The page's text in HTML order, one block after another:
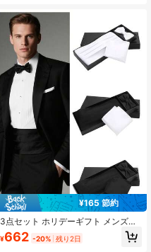
¥165 節約
3点セット ホリデーギフト メンズフ
ォーマルスーツアクセサリー カマー
バンド + 蝶ネクタイ + ポケットチー
¥662 -20% 残り2日